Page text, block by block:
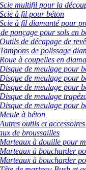
Scie multifil pour la
Scie à fil pour béton
Scie à fil diamanté pour
ponçage pour sols en
Outils de décapage de
Tampons de polissage
Roue à coupelles en
Disque de meulage pour
Disque de meulage pour
Disque de meulage pour
Disque de meulage
Disque de meulage pour
Meule à béton
Autres outils et
de broussailles
Marteaux à douille pour
Marteaux à boucharder
Marteaux à boucharder